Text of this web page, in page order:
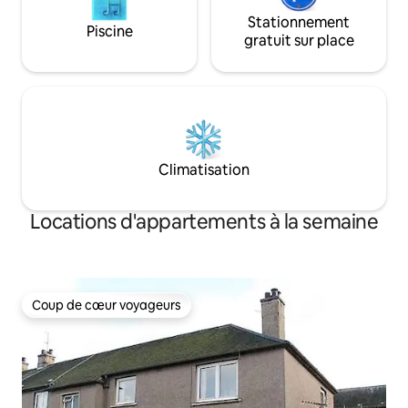
Piscine
Stationnement
gratuit sur place
Climatisation
Locations d'appartements à la semaine
Coup de cœur voyageurs
Coup de cœur voyageurs